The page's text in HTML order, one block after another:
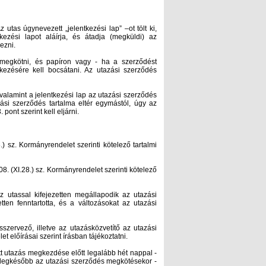
utas úgynevezett „jelentkezési lap” –ot tölt ki,
lapot aláírja, és átadja (megküldi) az
és papíron vagy - ha a szerződést
kell bocsátani. Az utazási szerződés
a jelentkezési lap az utazási szerződés
szerződés tartalma eltér egymástól, úgy az
pont szerint kell eljárni.
sz. Kormányrendelet szerinti kötelező tartalmi
(XI.28.) sz. Kormányrendelet szerinti kötelező
kifejezetten megállapodik az utazási
fenntartotta, és a változásokat az utazási
illetve az utazásközvetítő az utazási
előírásai szerint írásban tájékoztatni.
utazás megkezdése előtt legalább hét nappal -
az utazási szerződés megkötésekor -